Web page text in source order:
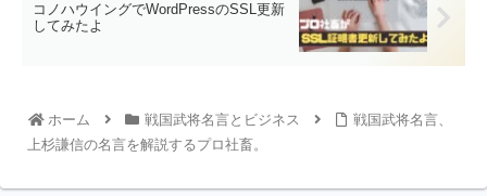
コノハウイングでWordPressのSSL更新
してみたよ
ホーム 戦国武将名言とビジネス
戦国武将名言、
上杉謙信の名言を解説するプロ社畜。